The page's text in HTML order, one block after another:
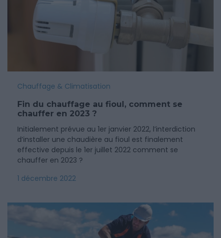
Chauffage & Climatisation
Fin du chauffage au fioul, comment se
chauffer en 2023 ?
Initialement prévue au 1er janvier 2022, l’interdiction
d’installer une chaudière au fioul est finalement
effective depuis le 1er juillet 2022 comment se
chauffer en 2023 ?
1 décembre 2022